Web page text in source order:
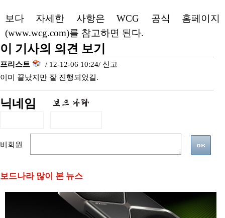
보다 자세한 사항은 WCG 공식 홈페이지
(www.wcg.com)를 참고하면 된다.
이 기사의 의견 보기
프리스트 / 12-12-06 10:24/ 신고
이미 끝났지만 잘 진행되었길.
닉네임
비회원
보드나라 많이 본 뉴스